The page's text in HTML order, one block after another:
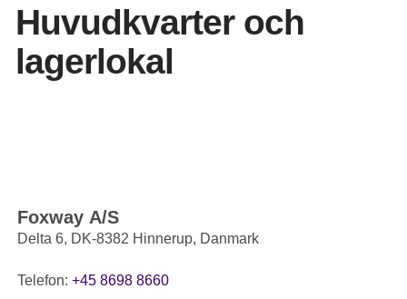
Huvudkvarter och
lagerlokal
Foxway A/S
Delta 6, DK-8382 Hinnerup, Danmark
Telefon:+45 8698 8660